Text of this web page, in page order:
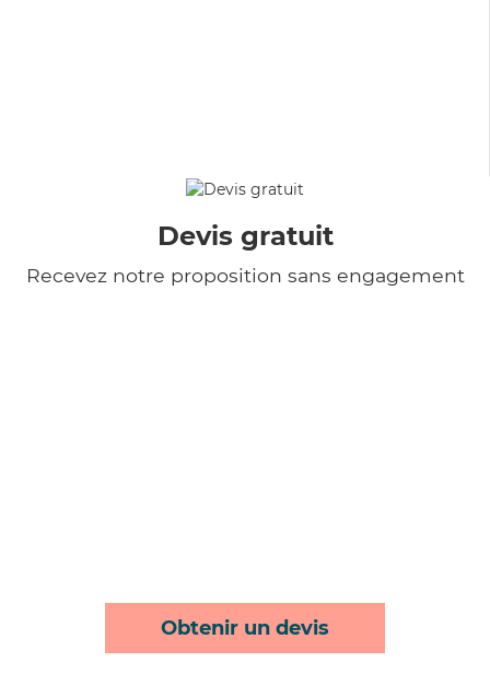
Devis gratuit
Recevez notre proposition sans engagement
Obtenir un devis